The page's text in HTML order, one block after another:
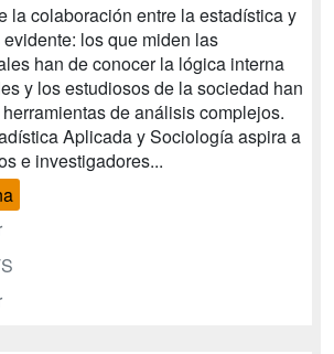
la colaboración entre la estadística y
los que miden las
han de conocer la lógica interna
y los estudiosos de la sociedad han
de análisis complejos.
Aplicada y Sociología aspira a
e investigadores...